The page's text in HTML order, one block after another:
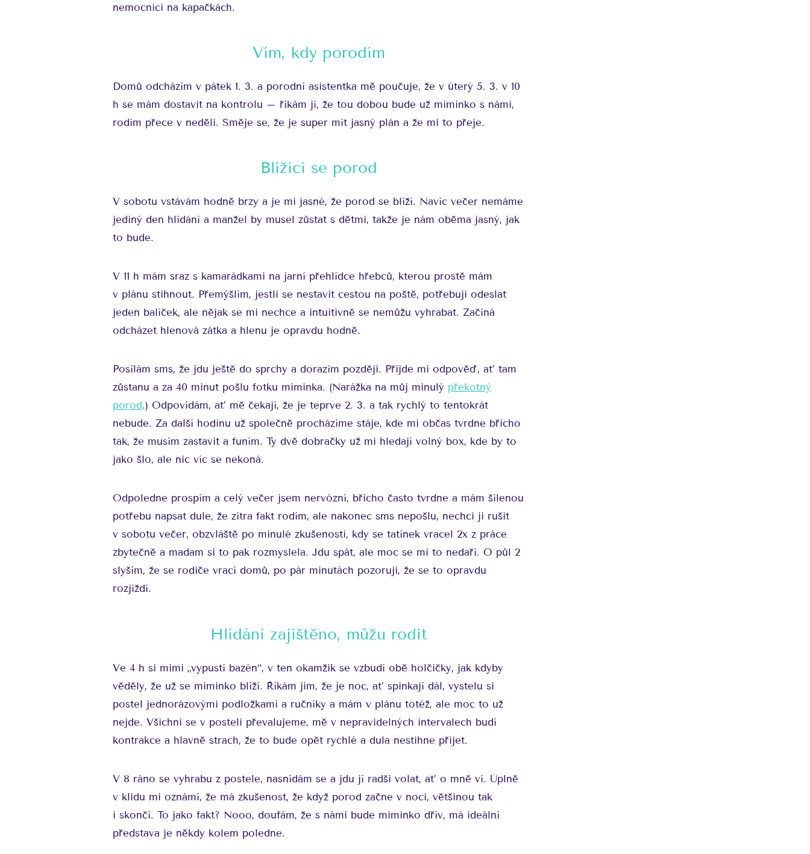
nemocnici na kapačkách.
Vím, kdy porodím
Domů odcházím v pátek 1. 3. a porodní asistentka mě poučuje, že v úterý 5. 3. v 10
h se mám dostavit na kontrolu – říkám jí, že tou dobou bude už miminko s námi,
rodím přece v neděli. Směje se, že je super mít jasný plán a že mi to přeje.
Blížící se porod
V sobotu vstávám hodně brzy a je mi jasné, že porod se blíží. Navíc večer nemáme
jediný den hlídání a manžel by musel zůstat s dětmi, takže je nám oběma jasný, jak
to bude.
V 11 h mám sraz s kamarádkami na jarní přehlídce hřebců, kterou prostě mám
v plánu stihnout. Přemýšlím, jestli se nestavit cestou na poště, potřebuji odeslat
jeden balíček, ale nějak se mi nechce a intuitivně se nemůžu vyhrabat. Začíná
odcházet hlenová zátka a hlenu je opravdu hodně.
Posílám sms, že jdu ještě do sprchy a dorazím později. Přijde mi odpověď, ať tam
zůstanu a za 40 minut pošlu fotku miminka. (Narážka na můj minulý překotný
porod.) Odpovídám, ať mě čekají, že je teprve 2. 3. a tak rychlý to tentokrát
nebude. Za další hodinu už společně procházíme stáje, kde mi občas tvrdne břicho
tak, že musím zastavit a funím. Ty dvě dobračky už mi hledají volný box, kde by to
jako šlo, ale nic víc se nekoná.
Odpoledne prospím a celý večer jsem nervózní, břicho často tvrdne a mám šílenou
potřebu napsat dule, že zítra fakt rodím, ale nakonec sms nepošlu, nechci ji rušit
v sobotu večer, obzvláště po minulé zkušenosti, kdy se tatínek vracel 2x z práce
zbytečně a madam si to pak rozmyslela. Jdu spát, ale moc se mi to nedaří. O půl 2
slyším, že se rodiče vrací domů, po pár minutách pozoruji, že se to opravdu
rozjíždí.
Hlídání zajištěno, můžu rodit
Ve 4 h si mimi „vypustí bazén“, v ten okamžik se vzbudí obě holčičky, jak kdyby
věděly, že už se miminko blíží. Říkám jim, že je noc, ať spinkají dál, vystelu si
postel jednorázovými podložkami a ručníky a mám v plánu totéž, ale moc to už
nejde. Všichni se v posteli převalujeme, mě v nepravidelných intervalech budí
kontrakce a hlavně strach, že to bude opět rychlé a dula nestihne přijet.
V 8 ráno se vyhrabu z postele, nasnídám se a jdu jí radši volat, ať o mně ví. Úplně
v klidu mi oznámí, že má zkušenost, že když porod začne v noci, většinou tak
i skončí. To jako fakt? Nooo, doufám, že s námi bude miminko dřív, má ideální
představa je někdy kolem poledne.